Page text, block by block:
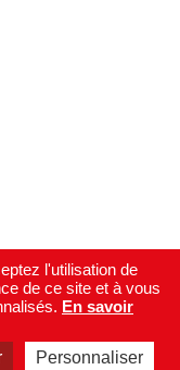
l'utilisation de
de ce site et à vous
En savoir
Personnaliser